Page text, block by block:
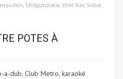
Shōgunzuka shot bar, Soba
POTES À
a-dub, Club Metro, karaoké